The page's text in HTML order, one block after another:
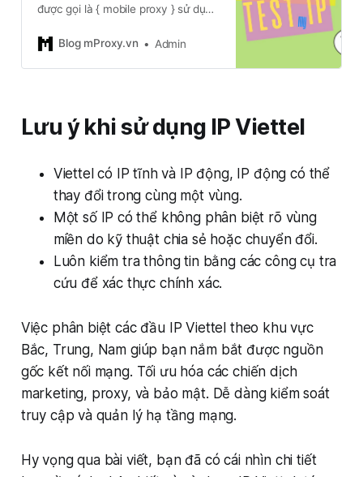
được gọi là { mobile proxy } sử dụng
trên hạ tầng 3G, 4G và 5G của các
Blog mProxy.vn Admin
Lưu ý khi sử dụng IP Viettel
Viettel có IP tĩnh và IP động, IP động có thể
thay đổi trong cùng một vùng.
Một số IP có thể không phân biệt rõ vùng
miền do kỹ thuật chia sẻ hoặc chuyển đổi.
Luôn kiểm tra thông tin bằng các công cụ tra
cứu để xác thực chính xác.
Việc phân biệt các đầu IP Viettel theo khu vực
Bắc, Trung, Nam giúp bạn nắm bắt được nguồn
gốc kết nối mạng. Tối ưu hóa các chiến dịch
marketing, proxy, và bảo mật. Dễ dàng kiểm soát
truy cập và quản lý hạ tầng mạng.
Hy vọng qua bài viết, bạn đã có cái nhìn chi tiết